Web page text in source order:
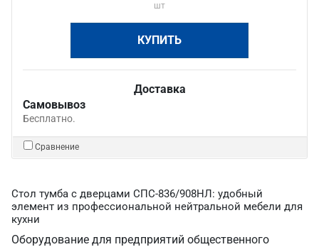
шт
КУПИТЬ
Доставка
Самовывоз
Бесплатно.
Сравнение
Стол тумба с дверцами СПС-836/908НЛ: удобный
элемент из профессиональной нейтральной мебели для
кухни
Оборудование для предприятий общественного